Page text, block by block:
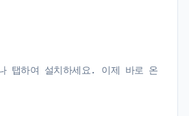
탭하여 설치하세요. 이제 바로 온